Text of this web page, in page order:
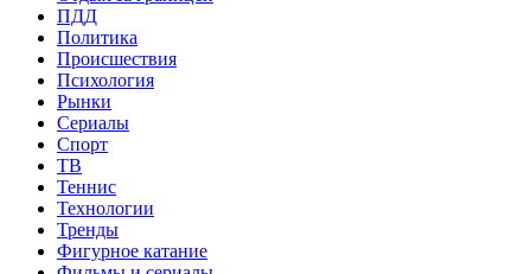
ПДД
Политика
Происшествия
Психология
Рынки
Сериалы
Спорт
ТВ
Теннис
Технологии
Тренды
Фигурное катание